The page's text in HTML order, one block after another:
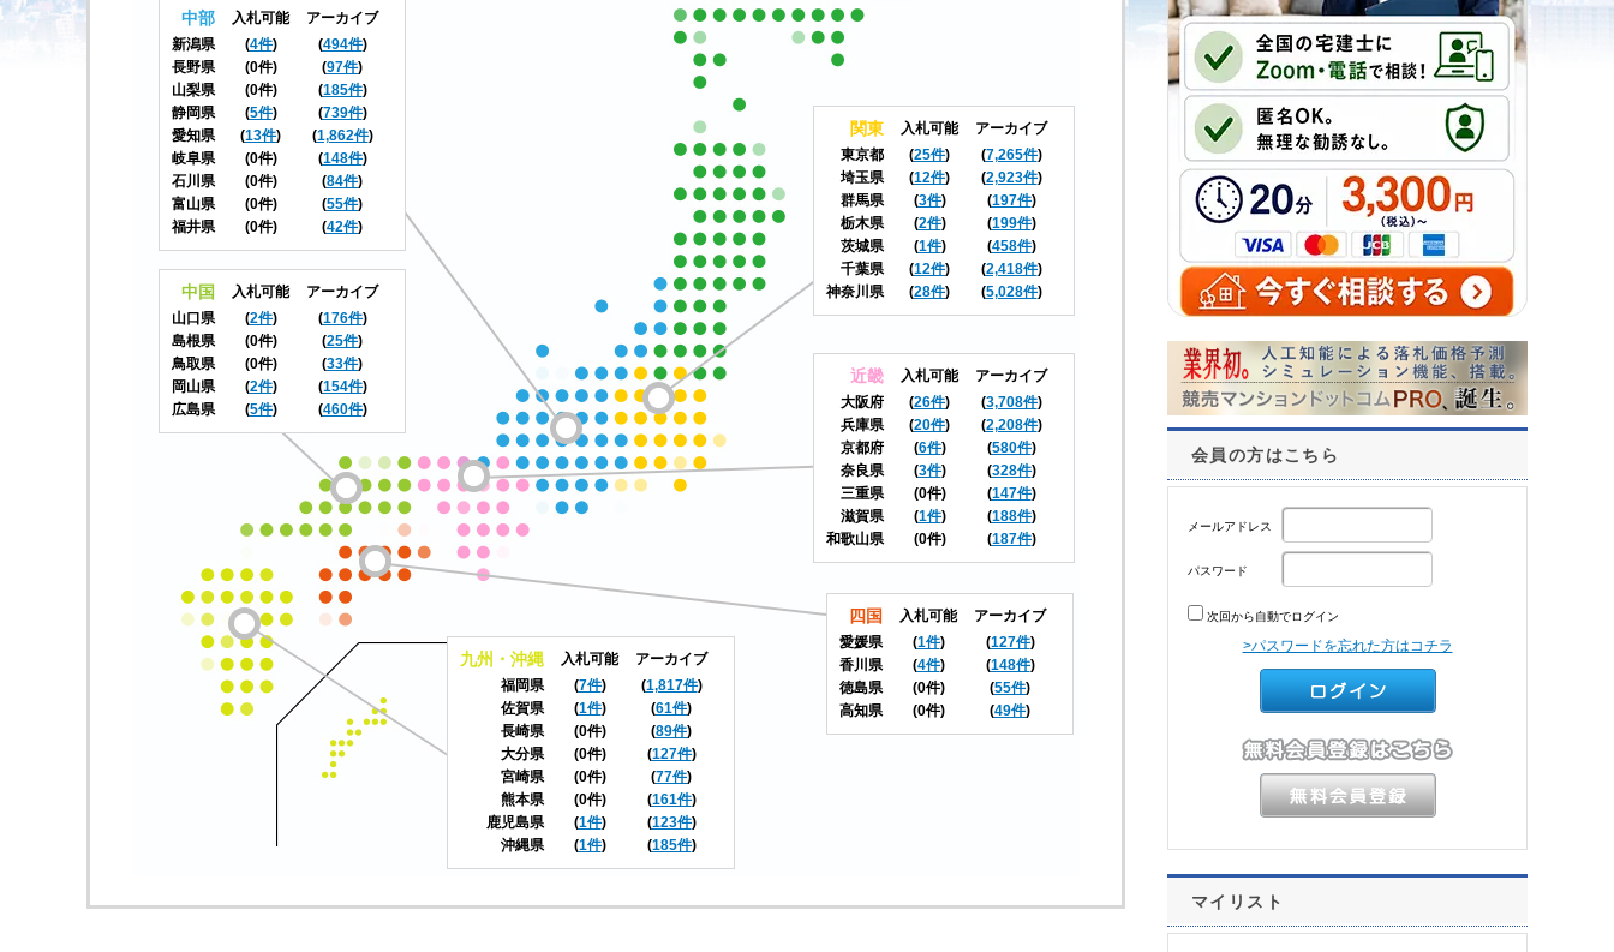
中部 入札可能
アーカイブ
新潟県
(4件) (494件)
長野県
(0件) (97件)
山梨県
(0件) (185件)
静岡県
(5件) (739件)
愛知県
(13件) (1,862件)
岐阜県
(0件) (148件)
石川県
(0件) (84件)
富山県
(0件) (55件)
福井県
(0件) (42件)
関東 入札可能
アーカイブ
東京都
(25件) (7,265件)
埼玉県
(12件) (2,923件)
群馬県
(3件) (197件)
栃木県
(2件) (199件)
茨城県
(1件) (458件)
千葉県
(12件) (2,418件)
神奈川県
(28件) (5,028件)
近畿 入札可能
アーカイブ
大阪府
(26件) (3,708件)
兵庫県
(20件) (2,208件)
京都府
(6件) (580件)
奈良県
(3件) (328件)
三重県
(0件) (147件)
滋賀県
(1件) (188件)
和歌山県
(0件) (187件)
中国 入札可能
アーカイブ
山口県
(2件) (176件)
島根県
(0件) (25件)
鳥取県
(0件) (33件)
岡山県
(2件) (154件)
広島県
(5件) (460件)
四国 入札可能
アーカイブ
愛媛県
(1件) (127件)
香川県
(4件) (148件)
徳島県
(0件) (55件)
高知県
(0件) (49件)
九州・沖縄 入札可能
アーカイブ
福岡県
(7件) (1,817件)
佐賀県
(1件) (61件)
長崎県
(0件) (89件)
大分県
(0件) (127件)
宮崎県
(0件) (77件)
熊本県
(0件) (161件)
鹿児島県
(1件) (123件)
沖縄県
(1件) (185件)
会員の方はこちら
メールアドレス
パスワード
次回から自動でログイン
>パスワードを忘れた方はコチラ
マイリスト